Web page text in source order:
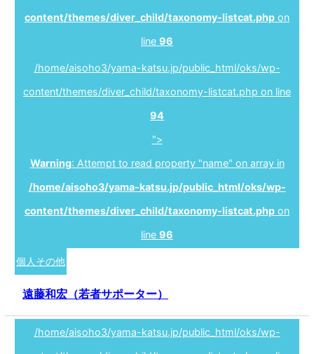
content/themes/diver_child/taxonomy-listcat.php on
line 96
/home/aisoho3/yama-katsu.jp/public_html/oks/wp-
content/themes/diver_child/taxonomy-listcat.php on line
94
">
Warning: Attempt to read property "name" on array in
/home/aisoho3/yama-katsu.jp/public_html/oks/wp-
content/themes/diver_child/taxonomy-listcat.php on
line 96
個人その他
遠藤和宏（若者サポーター）
/home/aisoho3/yama-katsu.jp/public_html/oks/wp-